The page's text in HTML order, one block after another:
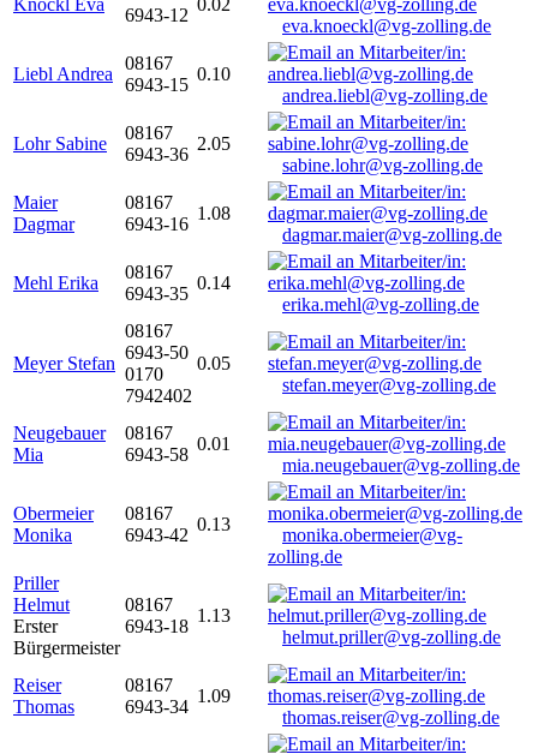
Knöckl Eva
6943-12
0.02
eva.knoeckl@vg-zolling.de
Liebl Andrea
08167
6943-15
0.10
andrea.liebl@vg-zolling.de
Lohr Sabine
08167
6943-36
2.05
sabine.lohr@vg-zolling.de
Maier
Dagmar
08167
6943-16
1.08
dagmar.maier@vg-zolling.de
Mehl Erika
08167
6943-35
0.14
erika.mehl@vg-zolling.de
Meyer Stefan
08167
6943-50
0170
7942402
0.05
stefan.meyer@vg-zolling.de
Neugebauer
Mia
08167
6943-58
0.01
mia.neugebauer@vg-zolling.de
Obermeier
Monika
08167
6943-42
0.13
monika.obermeier@vg-
zolling.de
Priller
Helmut
Erster
Bürgermeister
08167
6943-18
1.13
helmut.priller@vg-zolling.de
Reiser
Thomas
08167
6943-34
1.09
thomas.reiser@vg-zolling.de